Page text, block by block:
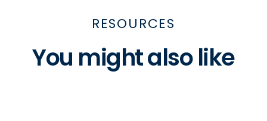
RESOURCES
You might also like